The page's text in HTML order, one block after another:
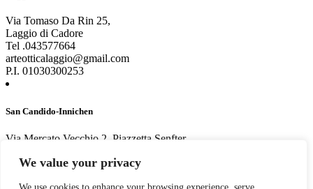
We value your privacy
Via Tomaso Da Rin 25,
Laggio di Cadore
Tel .043577664
arteotticalaggio@gmail.com
P.I. 01030300253
San Candido-Innichen
Via Mercato Vecchio 2, Piazzetta Senfter
Tel. 0474913662